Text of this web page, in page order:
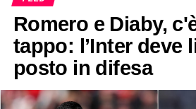
Romero e Diaby,
tappo: l’Inter deve
posto in difesa